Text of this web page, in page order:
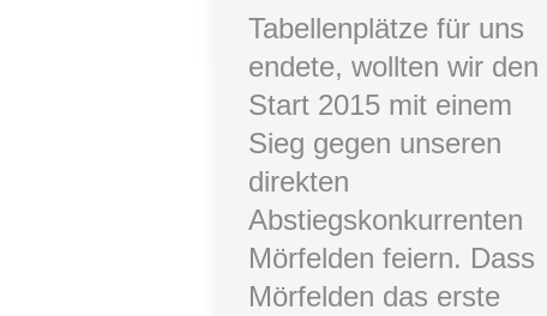
Tabellenplätze für uns
endete, wollten wir den
Start 2015 mit einem
Sieg gegen unseren
direkten
Abstiegskonkurrenten
Mörfelden feiern. Dass
Mörfelden das erste